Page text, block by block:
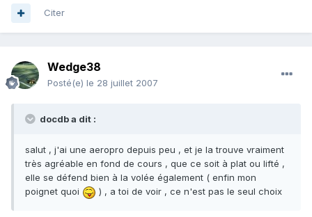
Citer
Wedge38
Posté(e) le 28 juillet 2007
docdb a dit :
salut , j'ai une aeropro depuis peu , et je la trouve vraiment
très agréable en fond de cours , que ce soit à plat ou lifté ,
elle se défend bien à la volée également ( enfin mon
poignet quoi
) , a toi de voir , ce n'est pas le seul choix